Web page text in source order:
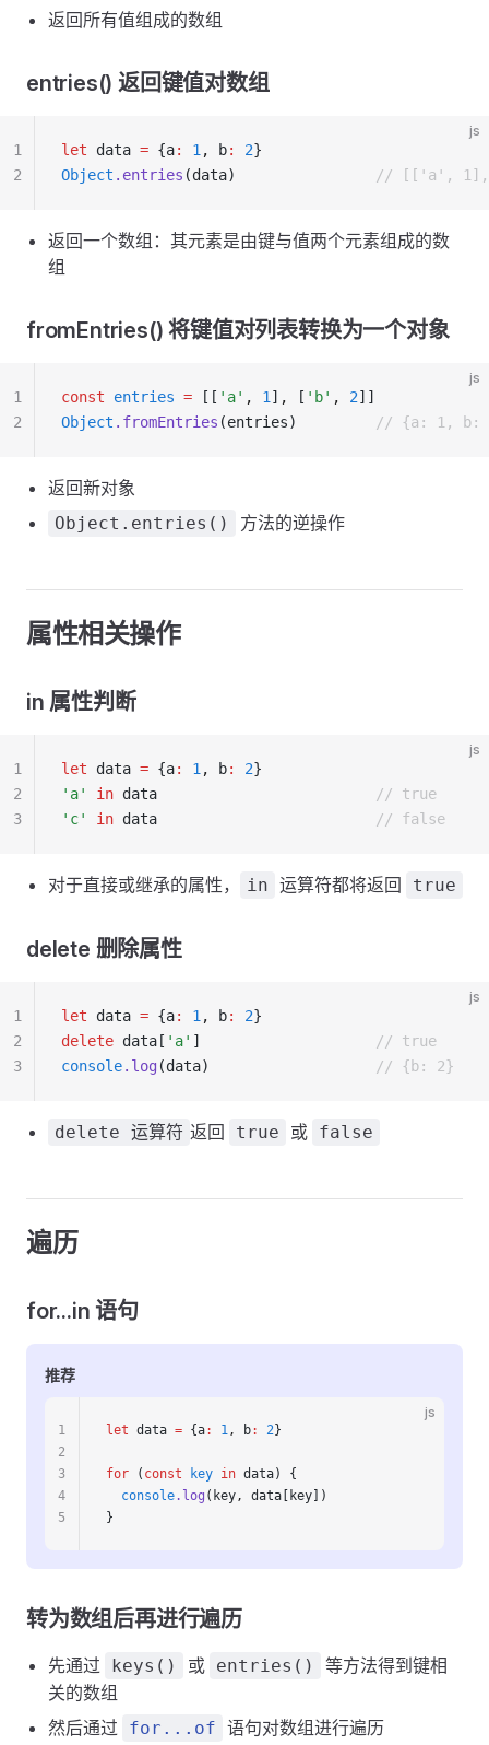
返回所有值组成的数组
entries() 返回键值对数组
js
let data = {a: 1 , b: 2}
Object .entries (data) // [['a',
1
2
返回一个数组：其元素是由键与值两个元素组成的数
组
fromEntries() 将键值对列表转换为一个对象
js
const entries = [[ 'a' , 1 ] , [ 'b' , 2]]
Object .fromEntries (entries) // {a: 1, b:
1
2
返回新对象
Object.entries() 方法的逆操作
属性相关操作
in 属性判断
js
let data = {a: 1 , b: 2}
'a'
in data
// true
'c'
in data // false
1
2
3
对于直接或继承的属性， in 运算符都将返回 true
delete 删除属性
js
let data = {a: 1 , b: 2}
delete data[ 'a' ]
// true
console.log (data) // {b: 2}
1
2
3
delete 运算符 返回 true 或 false
遍历
for...in 语句
推荐
js
let data = {a: 1, b: 2}
for ( const key in data) {
  console
.log (key,
data[key])
}
1
2
3
4
5
转为数组后再进行遍历
先通过 keys() 或 entries()
等方法得到键相
关的数组
然后通过
for...of 语句对数组进行遍历